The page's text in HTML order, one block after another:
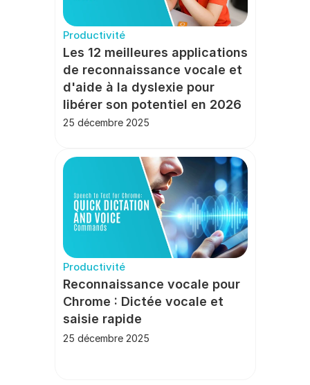
Productivité
Les 12 meilleures applications
de reconnaissance vocale et
d'aide à la dyslexie pour
libérer son potentiel en 2026
25 décembre 2025
Productivité
Reconnaissance vocale pour
Chrome : Dictée vocale et
saisie rapide
25 décembre 2025